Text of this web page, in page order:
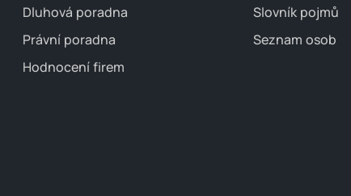
Dluhová poradna
Právní poradna
Hodnocení firem
Slovník pojmů
Seznam osob